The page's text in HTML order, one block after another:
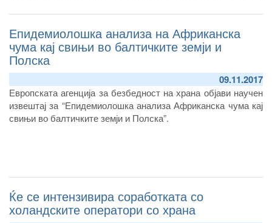
првиот извоз на производи од риба на пазарот во соседна
Грција, по добивањето на одобрението од страна на
Европската комисија.
Епидемиолошка анализа на Африканска
чума кај свињи во балтичките земји и
Полска
09.11.2017
Европската агенција за безбедност на храна објави научен
извештај за “Епидемиолошка анализа Африканска чума кај
свињи во балтичките земји и Полска”.
Ќе се интензивира соработката со
холандските оператори со храна